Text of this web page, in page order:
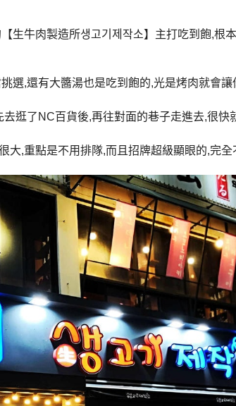
生牛肉製造所생고기제작소】主打吃到飽,根
選,還有大醬湯也是吃到飽的,光是烤肉就會讓
逛了NC百貨後,再往對面的巷子走進去,很快
大,重點是不用排隊,而且招牌超級顯眼的,完全